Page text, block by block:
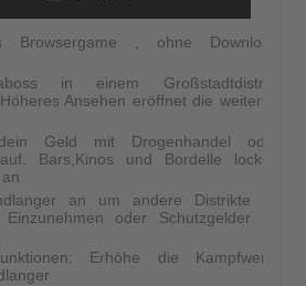
Browsergame , ohne Download
in einem Großstadtdistrikt
Ansehen eröffnet die weiteren
Geld mit Drogenhandel oder
Bars,Kinos und Bordelle locken
an um andere Distrikte zu
Einzunehmen oder Schutzgelder zu
Erhöhe die Kampfwerte